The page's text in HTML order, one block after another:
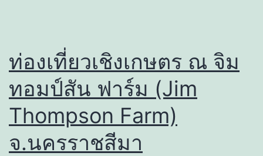
ท่องเที่ยวเชิงเกษตร ณ จิม
ทอมป์สัน ฟาร์ม (Jim
Thompson Farm)
จ.นครราชสีมา